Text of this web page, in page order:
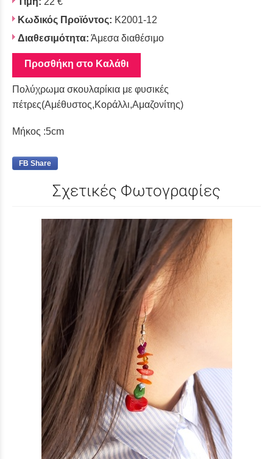
Κωδικός Προϊόντος: Κ2001-12
Διαθεσιμότητα: Άμεσα διαθέσιμο
Προσθήκη στο Καλάθι
Πολύχρωμα σκουλαρίκια με φυσικές
πέτρες(Αμέθυστος,Κοράλλι,Αμαζονίτης)
Μήκος :5cm
FB Share
Σχετικές Φωτογραφίες